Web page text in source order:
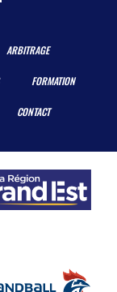
ARBITRAGE
FORMATION
CONTACT